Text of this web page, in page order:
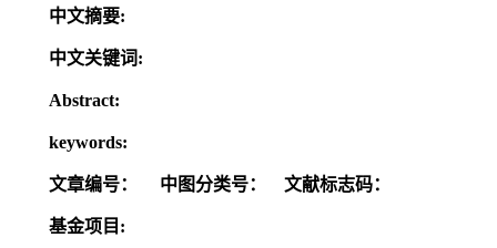
中文摘要:
中文关键词:
Abstract:
keywords:
文章编号： 中图分类号： 文献标志码：
基金项目: